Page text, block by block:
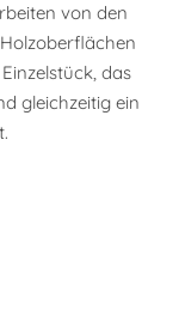
von den
das
gleichzeitig ein